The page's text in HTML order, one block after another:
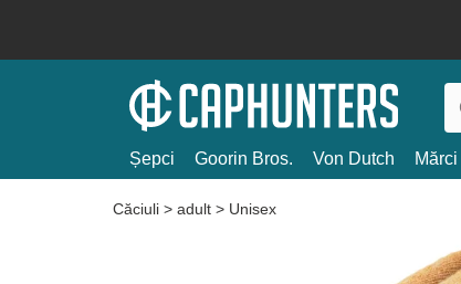
Șepci Goorin Bros. Von Dutch Mărci
Căciuli > adult > Unisex